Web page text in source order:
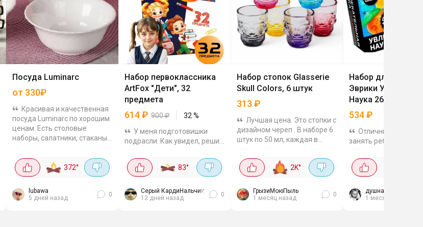
Посуда Luminarc
от 330₽
Красивая и качественная
посуда Luminarc по хорошим
ценам. Есть столовые
наборы, салатники, стаканы.
"DIWALI" за 2118₽. Состоит из
16 предметов,...372°
lubawa
5 дней назад
0
Набор первоклассника
ArtFox "Дети", 32
предмета
614₽ 900₽ 32 %
У меня подготовишки
подрасли. Как увидел, решил
хорошая 614₽ - в других от
900. Думаю по отдельности
Посмотрел, вроде тут...
83°
Серый КардиНальчик
12 дней назад
0
Набор стопок Glasserie
Skull Colors, 6 штук
313 ₽
Лучшая цена. Это стопки с
дизайном череп . В наборе 6
штук по 50 мл, каждая в
красный, синий, зелёный,
жёлтый и прозрачный .
Вместе они выглядят...
2K°
ГрызиМоюПыль
1 месяц назад
0
Набор для опытов
Эврики
Наука 26
534₽
Отличный
занять ребёнка на
всё, чтобы провести
опыты с безопасными
с химическими...
душная душица
1 месяц назад